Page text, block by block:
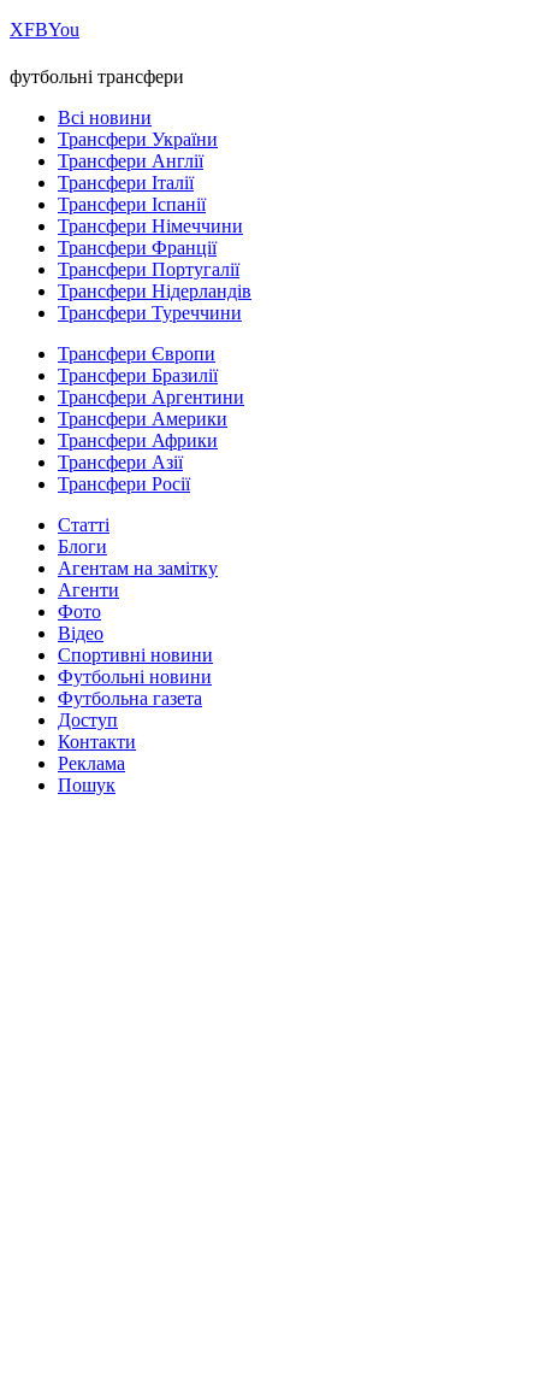
ХFBYou
футбольні трансфери
Всі новини
Трансфери України
Трансфери Англії
Трансфери Італії
Трансфери Іспанії
Трансфери Німеччини
Трансфери Франції
Трансфери Португалії
Трансфери Нідерландів
Трансфери Туреччини
Трансфери Європи
Трансфери Бразилії
Трансфери Аргентини
Трансфери Америки
Трансфери Африки
Трансфери Азії
Трансфери Росії
Статті
Блоги
Агентам на замітку
Агенти
Фото
Відео
Спортивні новини
Футбольні новини
Футбольна газета
Доступ
Контакти
Реклама
Пошук